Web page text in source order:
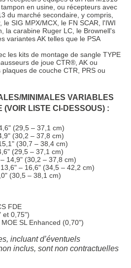
en usine, ou récepteurs avec
du marché secondaire, y compris,
le SIG MPX/MCX, le FN SCAR, l'IWI
la carabine Ruger LC, le Brownell's
variantes AK telles que le PSA
les kits de montage de sangle TYPE
de joue CTR®, AK ou
de couche CTR, PRS ou
MINIMALES VARIABLES
(VOIR LISTE CI-DESSOUS) :
(29,5 – 37,1 cm)
(30,2 – 37,8 cm)
(30,7 – 38,4 cm)
(29,5 – 37,1 cm)
14,9" (30,2 – 37,8 cm)
– 16,6" (34,5 – 42,2 cm)
(30,5 – 38,1 cm)
FDE
et 0,75")
SL Enhanced (0,70")
incluant d’éventuels
inclus, sont non contractuelles